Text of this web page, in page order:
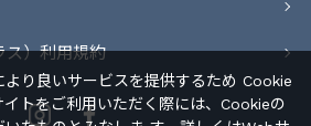
ス）利用規約
InstagramFacebook
より良いサービスを提供するため Cookie
トをご利用いただく際には、Cookieの